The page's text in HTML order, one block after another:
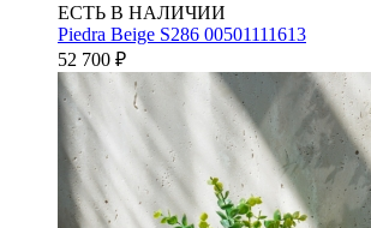
ЕСТЬ В НАЛИЧИИ
Piedra Beige S286 00501111613
52 700 ₽